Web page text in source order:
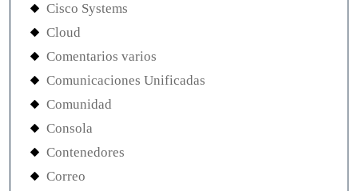
Cisco Systems
Cloud
Comentarios varios
Comunicaciones Unificadas
Comunidad
Consola
Contenedores
Correo